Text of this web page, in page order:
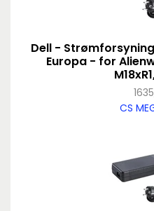
Dell -
Europa - for
CS